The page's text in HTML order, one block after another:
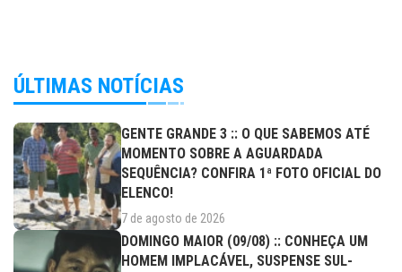
ÚLTIMAS NOTÍCIAS
GENTE GRANDE 3 :: O QUE SABEMOS ATÉ
MOMENTO SOBRE A AGUARDADA
SEQUÊNCIA? CONFIRA 1ª FOTO OFICIAL DO
ELENCO!
7 de agosto de 2026
DOMINGO MAIOR (09/08) :: CONHEÇA UM
HOMEM IMPLACÁVEL, SUSPENSE SUL-